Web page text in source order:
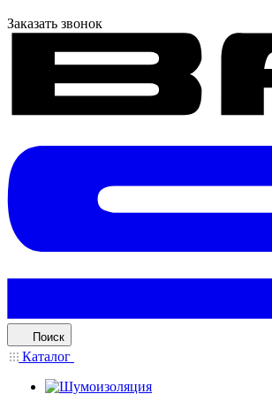
Заказать звонок
Поиск
Каталог